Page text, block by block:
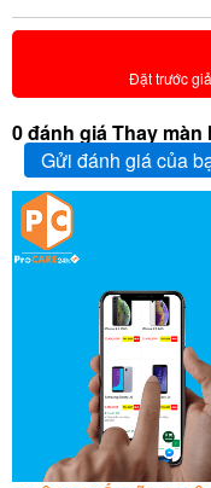
Đặt trước
0 đánh giá Thay
Gửi đánh giá của